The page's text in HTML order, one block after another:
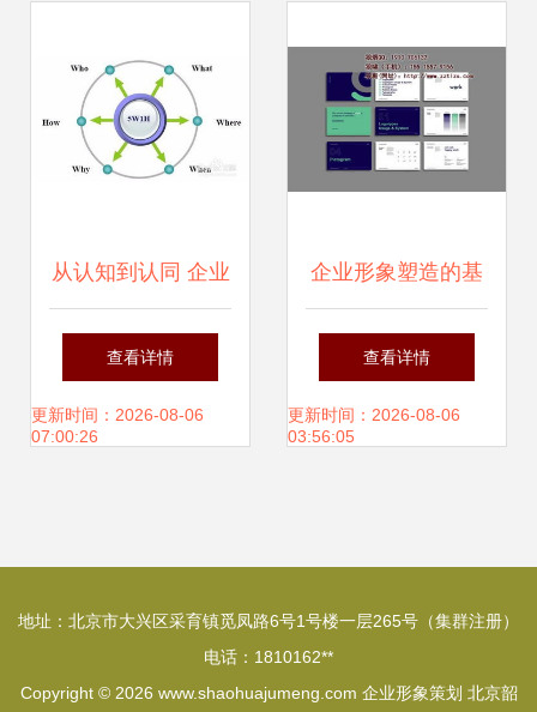
力
从认知到认同 企业
形象策划的系统性
方法与策略
查看详情
更新时间：2026-08-06
07:00:26
企业形象塑造的基
石 品牌标志设计说
明与企业形象策划
查看详情
更新时间：2026-08-06
03:56:05
地址：北京市大兴区采育镇觅凤路6号1号楼一层265号（集群注册）
电话：1810162**
Copyright © 2026 www.shaohuajumeng.com 企业形象策划 北京韶